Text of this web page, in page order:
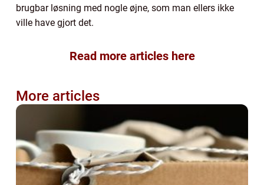
brugbar løsning med nogle øjne, som man ellers ikke
ville have gjort det.
Read more articles here
More articles